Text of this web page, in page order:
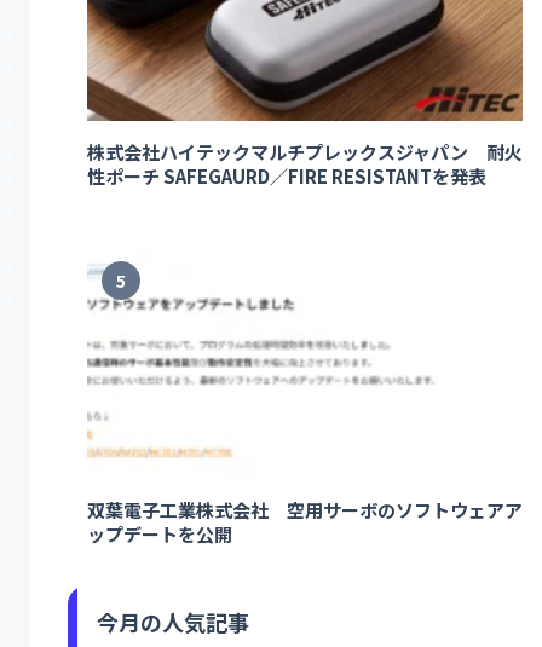
株式会社ハイテックマルチプレックスジャパン 耐火
性ポーチ SAFEGAURD／FIRE RESISTANTを発表
5
双葉電子工業株式会社 空用サーボのソフトウェアア
ップデートを公開
今月の人気記事